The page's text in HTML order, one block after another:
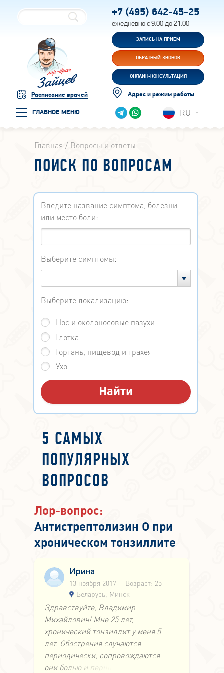
Расписание врачей
ГЛАВНОЕ МЕНЮ
+7 (495) 642-45-25
ежедневно с 9:00 до 21:00
ЗАПИСЬ НА ПРИЕМ
ОБРАТНЫЙ ЗВОНОК
ОНЛАЙН-КОНСУЛЬТАЦИЯ
Адрес и режим работы
RU
Главная Вопросы и ответы
ПОИСК ПО ВОПРОСАМ
Введите название симптома, болезни
или место боли:
Выберите симптомы:
Выберите локализацию:
Нос и околоносовые пазухи
Глотка
Гортань, пищевод и трахея
Ухо
5 САМЫХ
ПОПУЛЯРНЫХ
ВОПРОСОВ
Лор-вопрос:
Антистрептолизин О при
хроническом тонзиллите
Ирина
13 ноября 2017
Возраст: 25
Беларусь, Минск
Здравствуйте, Владимир
Михайлович! Мне 25 лет,
хронический тонзиллит у меня 5
лет. Обострения случаются
периодически, сопровождаются
они болью и першением в горле,